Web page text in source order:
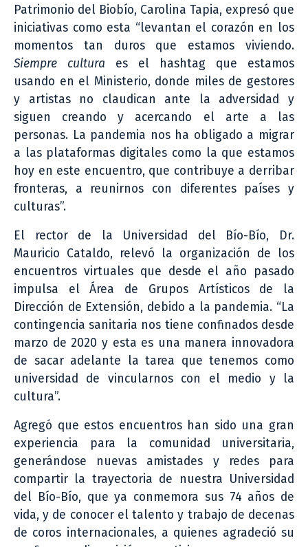
Patrimonio del Biobío, Carolina Tapia, expresó que
iniciativas como esta “levantan el corazón en los
momentos tan duros que estamos viviendo.
Siempre cultura es el hashtag que estamos
usando en el Ministerio, donde miles de gestores
y artistas no claudican ante la adversidad y
siguen creando y acercando el arte a las
personas. La pandemia nos ha obligado a migrar
a las plataformas digitales como la que estamos
hoy en este encuentro, que contribuye a derribar
fronteras, a reunirnos con diferentes países y
culturas”.
El rector de la Universidad del Bío-Bío, Dr.
Mauricio Cataldo, relevó la organización de los
encuentros virtuales que desde el año pasado
impulsa el Área de Grupos Artísticos de la
Dirección de Extensión, debido a la pandemia. “La
contingencia sanitaria nos tiene confinados desde
marzo de 2020 y esta es una manera innovadora
de sacar adelante la tarea que tenemos como
universidad de vincularnos con el medio y la
cultura”.
Agregó que estos encuentros han sido una gran
experiencia para la comunidad universitaria,
generándose nuevas amistades y redes para
compartir la trayectoria de nuestra Universidad
del Bío-Bío, que ya conmemora sus 74 años de
vida, y de conocer el talento y trabajo de decenas
de coros internacionales, a quienes agradeció su